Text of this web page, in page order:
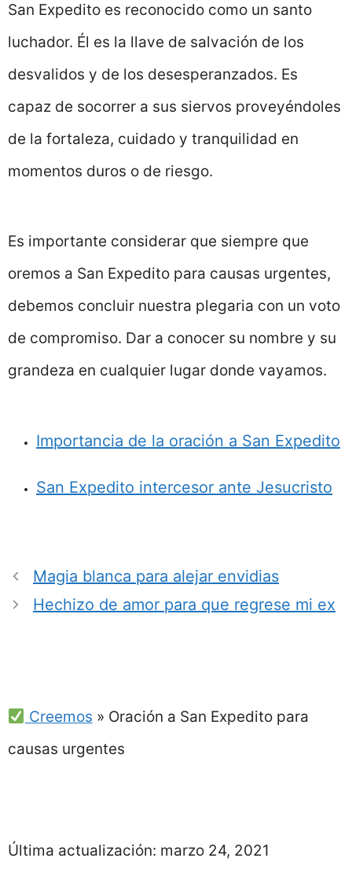
San Expedito es reconocido como un santo
luchador. Él es la llave de salvación de los
desvalidos y de los desesperanzados. Es
capaz de socorrer a sus siervos proveyéndoles
de la fortaleza, cuidado y tranquilidad en
momentos duros o de riesgo.
Es importante considerar que siempre que
oremos a San Expedito para causas urgentes,
debemos concluir nuestra plegaria con un voto
de compromiso. Dar a conocer su nombre y su
grandeza en cualquier lugar donde vayamos.
Importancia de la oración a San Expedito
San Expedito intercesor ante Jesucristo
Magia blanca para alejar envidias
Hechizo de amor para que regrese mi ex
Creemos » Oración a San Expedito para
causas urgentes
Última actualización: marzo 24, 2021